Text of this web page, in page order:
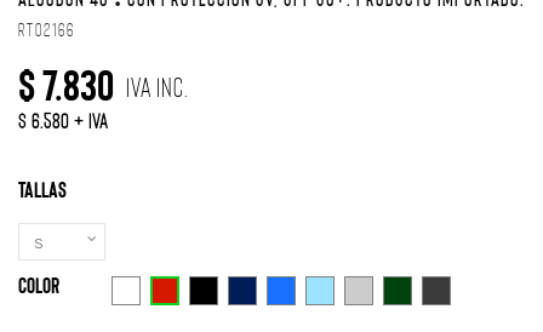
RT02166
$ 7.830 IVA Inc.
$ 6.580 + IVA
Tallas
Color